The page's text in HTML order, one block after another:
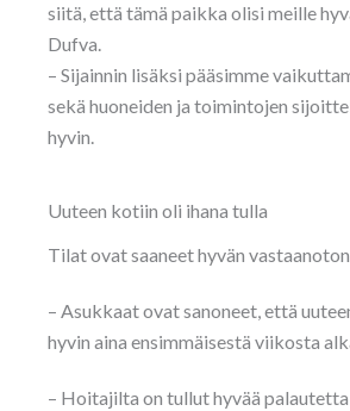
siitä, että tämä paikka olisi meille
Dufva.
– Sijainnin lisäksi pääsimme
sekä huoneiden ja toimintojen
hyvin.
Uuteen kotiin oli ihana tulla
Tilat ovat saaneet hyvän
– Asukkaat ovat sanoneet, että
hyvin aina ensimmäisestä viikosta
– Hoitajilta on tullut hyvää